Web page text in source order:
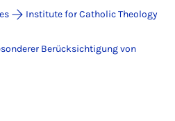
Institute for Catholic Theology
Berücksichtigung von